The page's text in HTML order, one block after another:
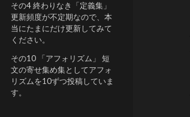
その4 終わりなき「定義集」
更新頻度が不定期なので、本
当にたまにだけ更新してみて
ください。
その10 「アフォリズム」 短
文の寄せ集め集としてアフォ
リズムを10ずつ投稿していま
す。